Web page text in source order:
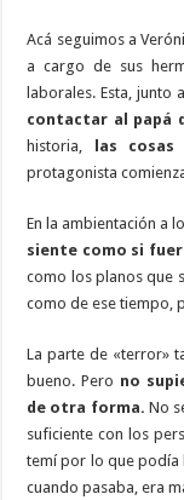
Acá seguimos a
a cargo de sus
laborales. Esta, junto
contactar al papá
historia,
las
protagonista
En la ambientación a
siente como si
como los planos que
como de ese tiempo,
La parte de «terror»
bueno. Pero no
de otra forma. No
suficiente con los
temí por lo que podía
cuando pasaba, era